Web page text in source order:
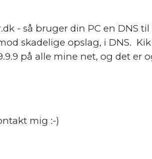
- så bruger din PC en DNS
skadelige opslag, i DNS.
på alle mine net, og det er
mig :-)